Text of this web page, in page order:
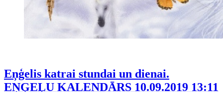
Eņģelis katrai stundai un dienai.
EŅĢEĻU KALENDĀRS 10.09.2019 13:11